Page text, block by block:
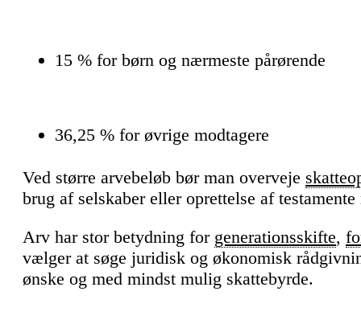
15 % for børn og nærmeste pårørende
36,25 % for øvrige modtagere
Ved større arvebeløb bør man overveje
brug af selskaber eller oprettelse af
Arv har stor betydning for generationsskifte,
vælger at søge juridisk og økonomisk
ønske og med mindst mulig skattebyrde.